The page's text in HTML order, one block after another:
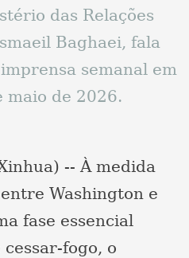
das Relações
Baghaei, fala
semanal em
maio de 2026.
-- À medida
Washington e
fase essencial
fogo, o